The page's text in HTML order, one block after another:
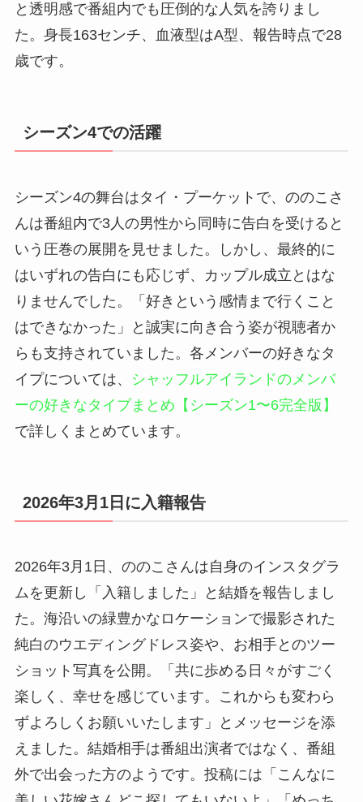
と透明感で番組内でも圧倒的な人気を誇りまし
た。身長163センチ、血液型はA型、報告時点で28
歳です。
シーズン4での活躍
シーズン4の舞台はタイ・プーケットで、ののこさ
んは番組内で3人の男性から同時に告白を受けると
いう圧巻の展開を見せました。しかし、最終的に
はいずれの告白にも応じず、カップル成立とはな
りませんでした。「好きという感情まで行くこと
はできなかった」と誠実に向き合う姿が視聴者か
らも支持されていました。各メンバーの好きなタ
イプについては、
シャッフルアイランドのメンバ
ーの好きなタイプまとめ【シーズン1〜6完全版】
で詳しくまとめています。
2026年3月1日に入籍報告
2026年3月1日、ののこさんは自身のインスタグラ
ムを更新し「入籍しました」と結婚を報告しまし
た。海沿いの緑豊かなロケーションで撮影された
純白のウエディングドレス姿や、お相手とのツー
ショット写真を公開。「共に歩める日々がすごく
楽しく、幸せを感じています。これからも変わら
ずよろしくお願いいたします」とメッセージを添
えました。結婚相手は番組出演者ではなく、番組
外で出会った方のようです。投稿には「こんなに